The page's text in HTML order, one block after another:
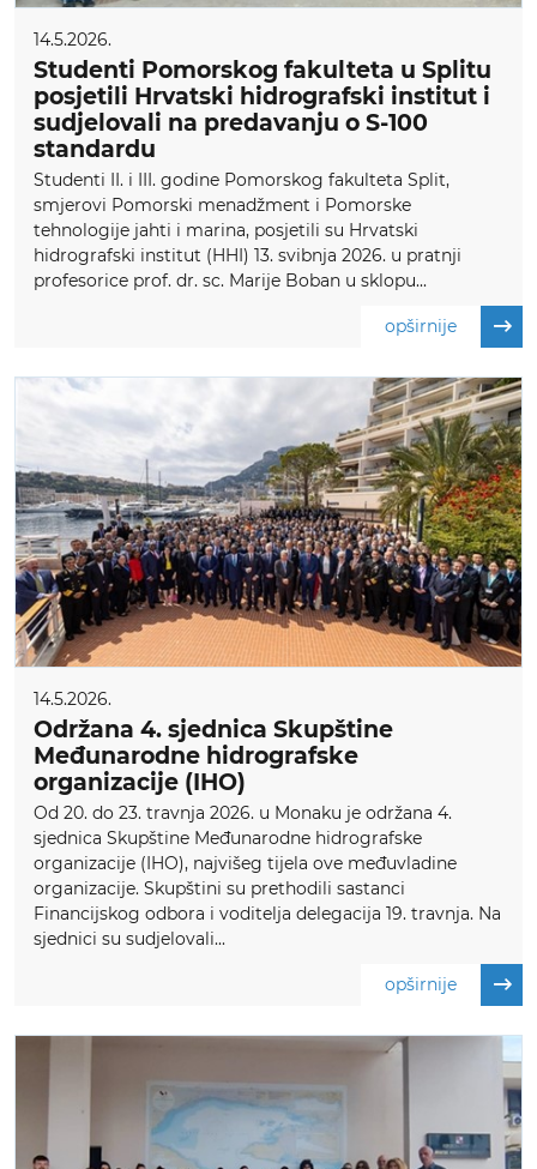
14.5.2026.
Studenti Pomorskog fakulteta u Splitu
posjetili Hrvatski hidrografski institut i
sudjelovali na predavanju o S-100
standardu
Studenti II. i III. godine Pomorskog fakulteta Split,
smjerovi Pomorski menadžment i Pomorske
tehnologije jahti i marina, posjetili su Hrvatski
hidrografski institut (HHI) 13. svibnja 2026. u pratnji
profesorice prof. dr. sc. Marije Boban u sklopu...
opširnije
14.5.2026.
Održana 4. sjednica Skupštine
Međunarodne hidrografske
organizacije (IHO)
Od 20. do 23. travnja 2026. u Monaku je održana 4.
sjednica Skupštine Međunarodne hidrografske
organizacije (IHO), najvišeg tijela ove međuvladine
organizacije. Skupštini su prethodili sastanci
Financijskog odbora i voditelja delegacija 19. travnja. Na
sjednici su sudjelovali...
opširnije